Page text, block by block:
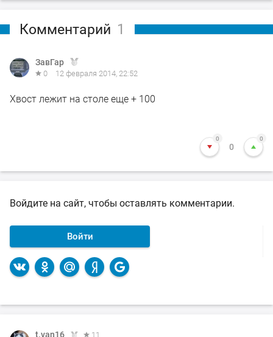
Комментарий 1
ЗавГар
0 12 февраля 2014, 22:52
Хвост лежит на столе еще + 100
0
0
0
Войдите на сайт, чтобы оставлять комментарии.
Войти
t.van16
11
t.van16
11
t.van16
11
t.van16
11